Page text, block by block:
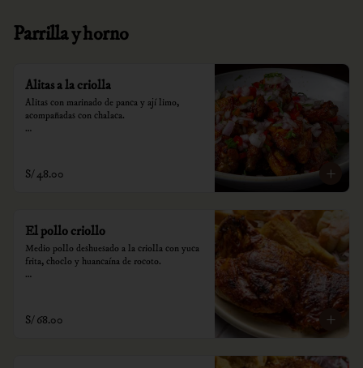
Parrilla y horno
Alitas a la criolla
Alitas con marinado de panca y ají limo,
acompañadas con chalaca.
consumo.
S/ 48.00
El pollo criollo
Medio pollo deshuesado a la criolla con yuca
frita, choclo y huancaína de rocoto.
consumo.
S/ 68.00